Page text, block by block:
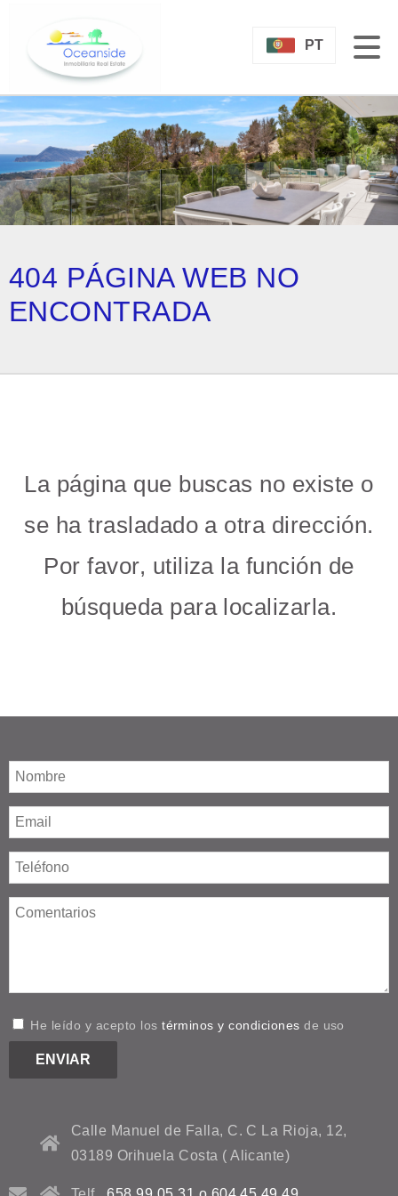
PT
404 PÁGINA WEB NO
ENCONTRADA
La página que buscas no existe o
se ha trasladado a otra dirección.
Por favor, utiliza la función de
búsqueda para localizarla.
He leído y acepto lostérminos y condiciones de uso
Calle Manuel de Falla, C. C La Rioja, 12,
03189 Orihuela Costa ( Alicante)